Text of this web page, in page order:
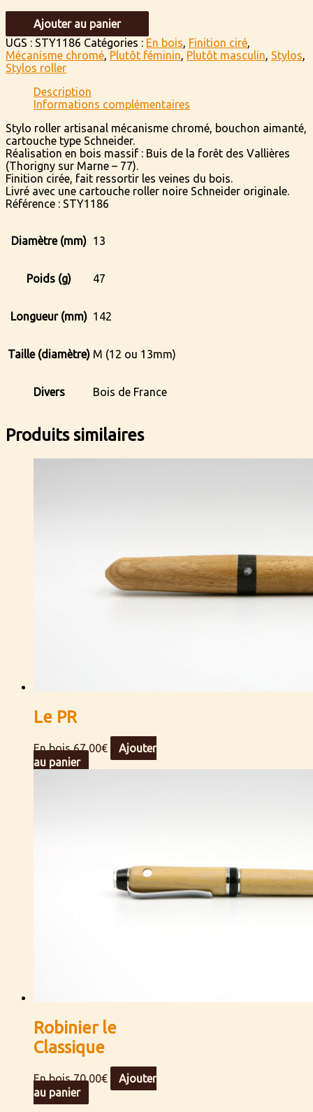
quantité
Buis
le
jeune
Ajouter au panier
UGS : STY1186 Catégories : En bois Finition ciré
Mécanisme chromé Plutôt féminin Plutôt masculin Stylos
Stylos roller
Description
Informations complémentaires
Stylo roller artisanal mécanisme chromé, bouchon aimanté,
cartouche type Schneider.
Réalisation en bois massif : Buis de la forêt des Vallières
(Thorigny sur Marne – 77).
Finition cirée, fait ressortir les veines du bois.
Livré avec une cartouche roller noire Schneider originale.
Référence : STY1186
Diamètre (mm) 13
Poids (g) 47
Longueur (mm) 142
Taille (diamètre) M (12 ou 13mm)
Divers Bois de France
Produits similaires
Le PR
En bois67,00€
Ajouter
au panier
Robinier le
Classique
En bois70,00€
Ajouter
au panier